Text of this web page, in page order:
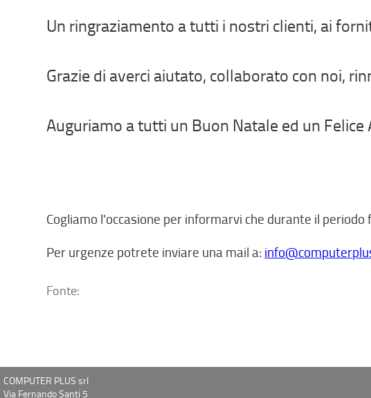
Un ringraziamento a tutti i nostri clienti, ai
Grazie di averci aiutato, collaborato con noi,
Auguriamo a tutti un Buon Natale ed un Felice
Cogliamo l'occasione per informarvi che durante il
Per urgenze potrete inviare una mail a:
Fonte:
COMPUTER PLUS srl
Via Fernando Santi 5